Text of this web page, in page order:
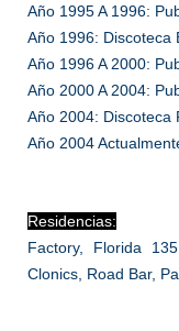
Año 1995 A 1996:
Año 1996: Discoteca
Año 1996 A 2000:
Año 2000 A 2004:
Año 2004: Discoteca
Año 2004
Residencias:
Factory, Florida
Clonics, Road Bar,